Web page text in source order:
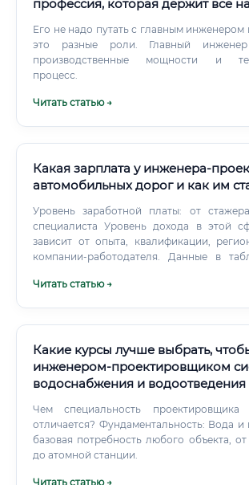
профессия, которая держит всё
Его не надо путать с главным
это разные роли. Главный
производственные мощности и
процесс.
Читать статью →
Какая зарплата у инженера-
автомобильных дорог и как им
Уровень заработной платы: от
специалиста Уровень дохода в этой
зависит от опыта, квалификации,
компании-работодателя. Данные в
варьироваться.
Читать статью →
Какие курсы лучше выбрать,
инженером-проектировщиком
водоснабжения и водоотведения
Чем специальность
отличается? Фундаментальность: Вода
базовая потребность любого объекта,
до атомной станции.
Читать статью →